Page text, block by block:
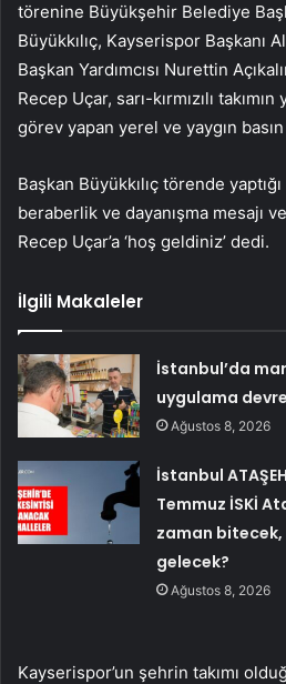
törenine Büyükşehir Belediye
Büyükkılıç, Kayserispor Başkanı
Başkan Yardımcısı Nurettin
Recep Uçar, sarı-kırmızılı
görev yapan yerel ve yaygın basın
Başkan Büyükkılıç törende
beraberlik ve dayanışma mesajı
Recep Uçar’a ‘hoş geldiniz’ dedi.
İlgili Makaleler
İstanbul’da
uygulama
Ağustos 8, 2026
İstanbul
Temmuz İSKİ
zaman
gelecek?
Ağustos 8, 2026
Kayserispor’un şehrin takımı